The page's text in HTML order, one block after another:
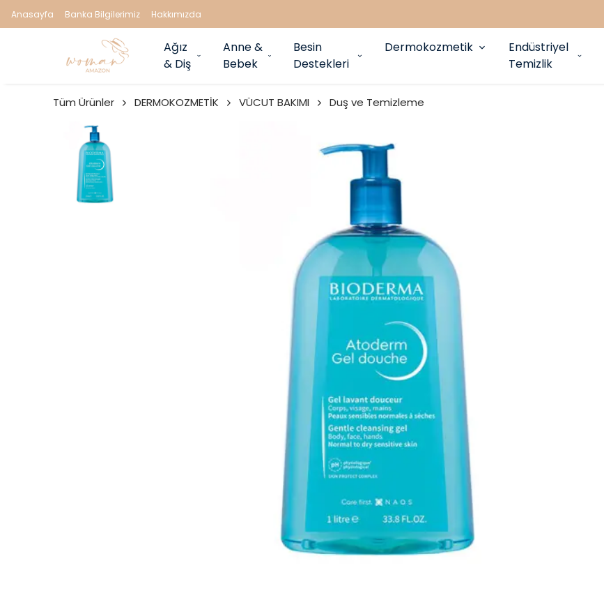
Anasayfa Banka Bilgilerimiz Hakkımızda
Ağız
& Diş
Anne &
Bebek
Besin
Destekleri
Dermokozmetik
Endüstriyel
Temizlik
Tüm Ürünler DERMOKOZMETİK VÜCUT BAKIMI Duş ve Temizleme